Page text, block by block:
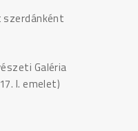
Galéria
I. emelet)